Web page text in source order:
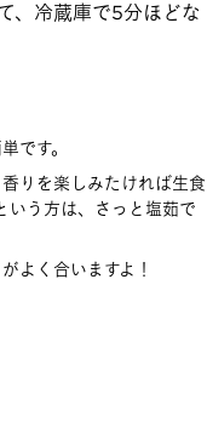
、冷蔵庫で5分ほどな
です。
りを楽しみたければ生食
いう方は、さっと塩茹で
よく合いますよ！